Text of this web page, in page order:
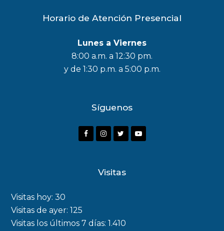
Horario de Atención Presencial
Lunes a Viernes
8:00 a.m. a 12:30 pm.
y de 1:30 p.m. a 5:00 p.m.
Síguenos
F
o
I
r
Y
Visitas
Visitas hoy:30
Visitas de ayer:125
Visitas los últimos 7 días:1.410